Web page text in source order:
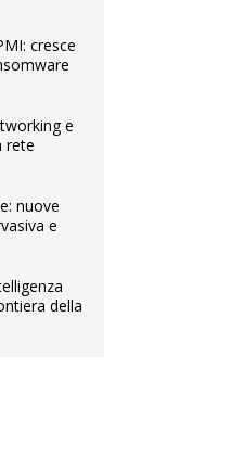
cresce
e
rete
nuove
e
della